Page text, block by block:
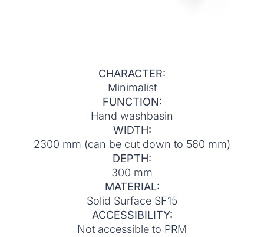
CHARACTER:
Minimalist
FUNCTION:
Hand washbasin
WIDTH:
2300 mm (can be cut down to 560 mm)
DEPTH:
300 mm
MATERIAL:
Solid Surface SF15
ACCESSIBILITY:
Not accessible to PRM